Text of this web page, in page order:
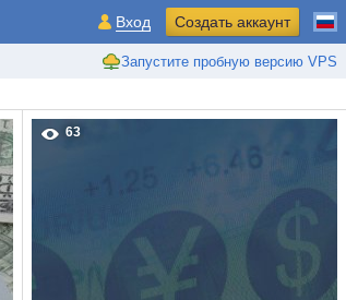
Запустите пробную версию VPS
Вход Создать аккаунт
63